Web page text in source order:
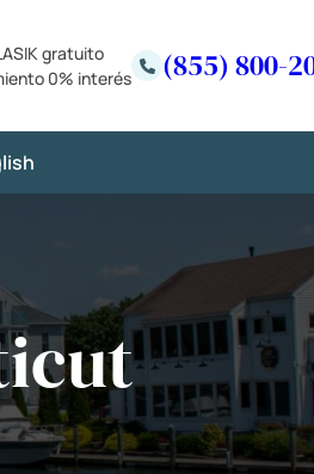
gratuito
0% interés
(855) 800-